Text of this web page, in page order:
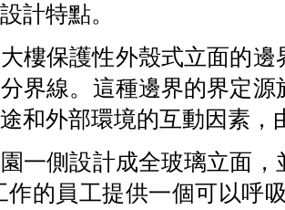
計特點。
樓保護性外殼式立面的
界線。這種邊界的界定
和外部環境的互動因素，
一側設計成全玻璃立面
作的員工提供一個可以呼